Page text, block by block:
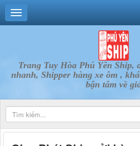
Trang Tuy Hòa Phú Yên Ship,
nhanh, Shipper hàng xe ôm ,
bận tâm về